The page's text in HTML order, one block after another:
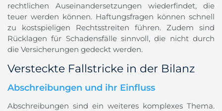
rechtlichen Auseinandersetzungen wiederfindet, die
teuer werden können. Haftungsfragen können schnell
zu kostspieligen Rechtsstreiten führen. Zudem sind
Rücklagen für Schadensfälle sinnvoll, die nicht durch
die Versicherungen gedeckt werden.
Versteckte Fallstricke in der Bilanz
Abschreibungen und ihr Einfluss
Abschreibungen sind ein weiteres komplexes Thema.